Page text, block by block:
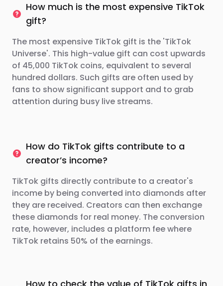
How much is the most expensive TikTok
gift?
The most expensive TikTok gift is the 'TikTok
Universe'. This high-value gift can cost upwards
of 45,000 TikTok coins, equivalent to several
hundred dollars. Such gifts are often used by
fans to show significant support and to grab
attention during busy live streams.
How do TikTok gifts contribute to a
creator’s income?
TikTok gifts directly contribute to a creator's
income by being converted into diamonds after
they are received. Creators can then exchange
these diamonds for real money. The conversion
rate, however, includes a platform fee where
TikTok retains 50% of the earnings.